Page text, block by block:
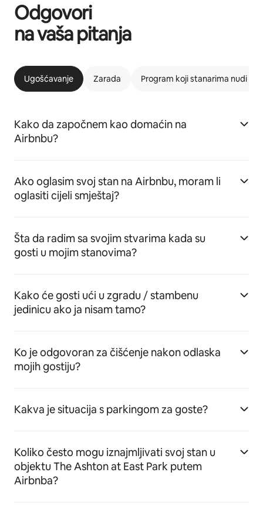
Odgovori
na vaša pitanja
Ugošćavanje Zarada Program koji stanarima nudi
Kako da započnem kao domaćin na
Airbnbu?
Ako oglasim svoj stan na Airbnbu, moram li
oglasiti cijeli smještaj?
Šta da radim sa svojim stvarima kada su
gosti u mojim stanovima?
Kako će gosti ući u zgradu / stambenu
jedinicu ako ja nisam tamo?
Ko je odgovoran za čišćenje nakon odlaska
mojih gostiju?
Kakva je situacija s parkingom za goste?
Koliko često mogu iznajmljivati svoj stan u
objektu The Ashton at East Park putem
Airbnba?